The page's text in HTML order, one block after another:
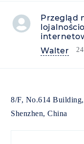
Przegląd
Walter
8/F, No.614
Shenzhen, China